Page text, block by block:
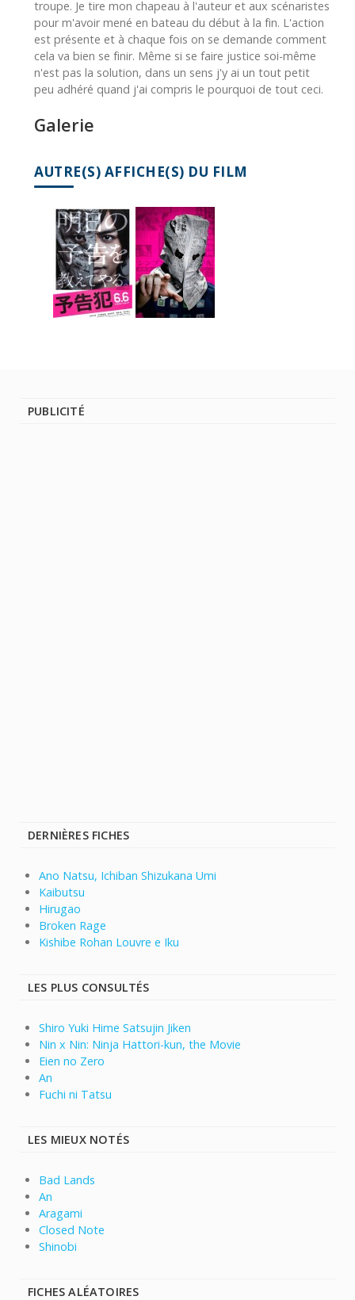
troupe. Je tire mon chapeau à l'auteur et aux scénaristes
pour m'avoir mené en bateau du début à la fin. L'action
est présente et à chaque fois on se demande comment
cela va bien se finir. Même si se faire justice soi-même
n'est pas la solution, dans un sens j'y ai un tout petit
peu adhéré quand j'ai compris le pourquoi de tout ceci.
Galerie
AUTRE(S) AFFICHE(S) DU FILM
PUBLICITÉ
DERNIÈRES FICHES
Ano Natsu, Ichiban Shizukana Umi
Kaibutsu
Hirugao
Broken Rage
Kishibe Rohan Louvre e Iku
LES PLUS CONSULTÉS
Shiro Yuki Hime Satsujin Jiken
Nin x Nin: Ninja Hattori-kun, the Movie
Eien no Zero
An
Fuchi ni Tatsu
LES MIEUX NOTÉS
Bad Lands
An
Aragami
Closed Note
Shinobi
FICHES ALÉATOIRES